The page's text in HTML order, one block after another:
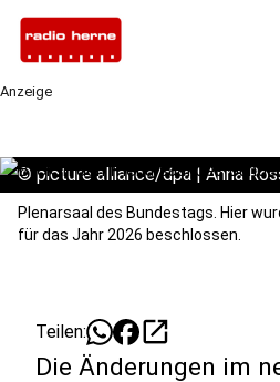
Anzeige
© picture alliance/dpa | Anna
Plenarsaal des Bundestags. Hier
für das Jahr 2026 beschlossen.
Teilen: open_in_new
Die Änderungen im